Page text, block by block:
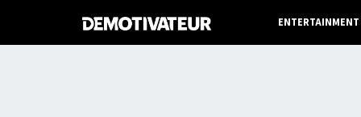
ENTERTAINMENT